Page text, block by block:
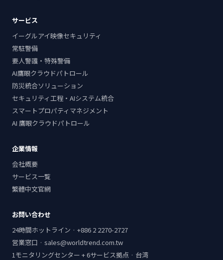
サービス
イーグルアイ映像セキュリティ
常駐警備
要人警護・特殊警備
AI鷹眼クラウドパトロール
防災統合ソリューション
セキュリティ工程・AIシステム統合
スマートプロパティマネジメント
AI 鷹眼クラウドパトロール
企業情報
会社概要
サービス一覧
繁體中文官網
お問い合わせ
24時間ホットライン · +886 2 2270-2727
営業窓口 · sales@worldtrend.com.tw
1モニタリングセンター + 6サービス拠点 · 台湾